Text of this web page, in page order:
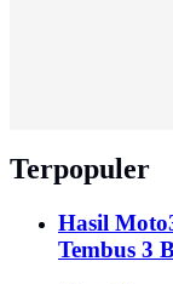
Terpopuler
Hasil
Tembus 3